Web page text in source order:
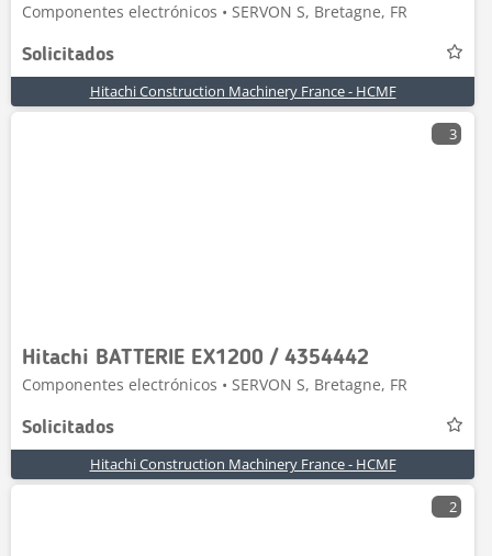
Componentes electrónicos • SERVON S, Bretagne, FR
Solicitados
Hitachi Construction Machinery France - HCMF
3
Hitachi BATTERIE EX1200 / 4354442
Componentes electrónicos • SERVON S, Bretagne, FR
Solicitados
Hitachi Construction Machinery France - HCMF
2